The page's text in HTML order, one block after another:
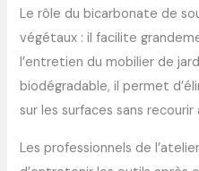
Le rôle du bicarbonate de
végétaux : il facilite
l’entretien du mobilier de
biodégradable, il permet
sur les surfaces sans
Les professionnels de